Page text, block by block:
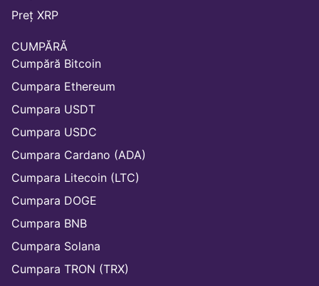
Preț XRP
CUMPĂRĂ
Cumpără Bitcoin
Cumpara Ethereum
Cumpara USDT
Cumpara USDC
Cumpara Cardano (ADA)
Cumpara Litecoin (LTC)
Cumpara DOGE
Cumpara BNB
Cumpara Solana
Cumpara TRON (TRX)